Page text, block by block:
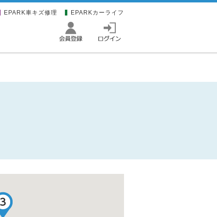
EPARK車キズ修理 EPARKカーライフ